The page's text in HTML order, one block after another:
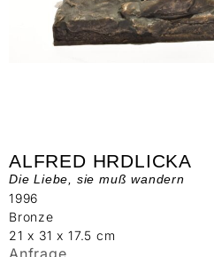
ALFRED HRDLICKA
Die Liebe, sie muß wandern
1996
Bronze
21 x 31 x 17.5 cm
Anfrage